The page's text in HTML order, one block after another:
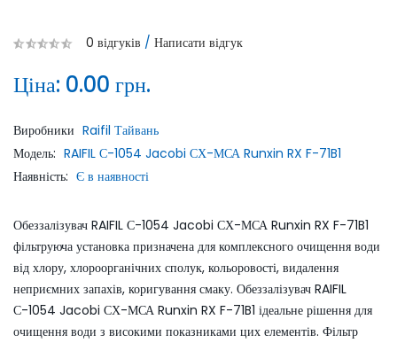
0 відгуків / Написати відгук
Ціна: 0.00 грн.
Виробники Raifil Тайвань
Модель: RAIFIL С-1054 Jacobi СХ-МСА Runxin RX F-71B1
Наявність: Є в наявності
Обеззалізувач RAIFIL С-1054 Jacobi СХ-МСА Runxin RX F-71B1
фільтруюча установка призначена для комплексного очищення води
від хлору, хлороорганічних сполук, кольоровості, видалення
неприємних запахів, коригування смаку. Обеззалізувач RAIFIL
С-1054 Jacobi СХ-МСА Runxin RX F-71B1 ідеальне рішення для
очищення води з високими показниками цих елементів. Фільтр